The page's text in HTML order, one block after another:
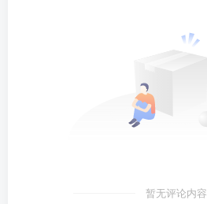
暂无评论内容